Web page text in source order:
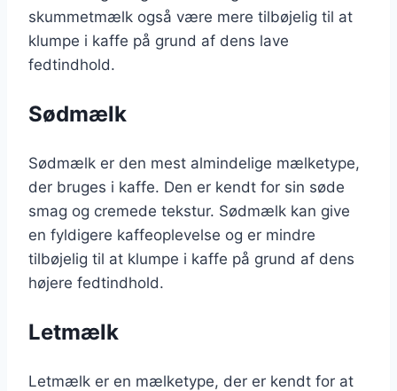
skummetmælk også være mere tilbøjelig til at
klumpe i kaffe på grund af dens lave
fedtindhold.
Sødmælk
Sødmælk er den mest almindelige mælketype,
der bruges i kaffe. Den er kendt for sin søde
smag og cremede tekstur. Sødmælk kan give
en fyldigere kaffeoplevelse og er mindre
tilbøjelig til at klumpe i kaffe på grund af dens
højere fedtindhold.
Letmælk
Letmælk er en mælketype, der er kendt for at